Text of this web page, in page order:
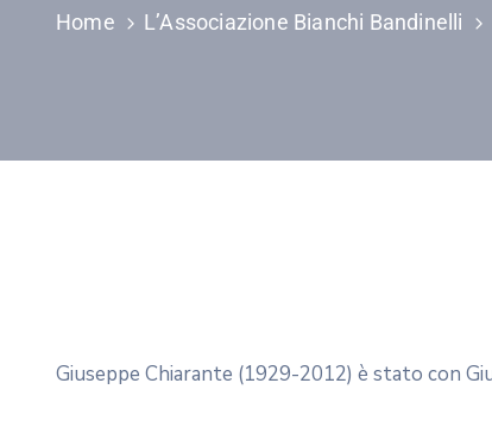
Home L’Associazione Bianchi Bandinelli
Giuseppe Chiarante (1929-2012) è stato con